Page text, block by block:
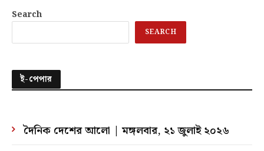
Search
SEARCH
ই-পেপার
দৈনিক দেশের আলো | মঙ্গলবার, ২১ জুলাই ২০২৬